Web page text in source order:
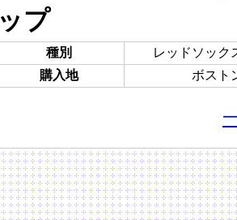
ップ
種別
レッドソック
購入地
ボスト